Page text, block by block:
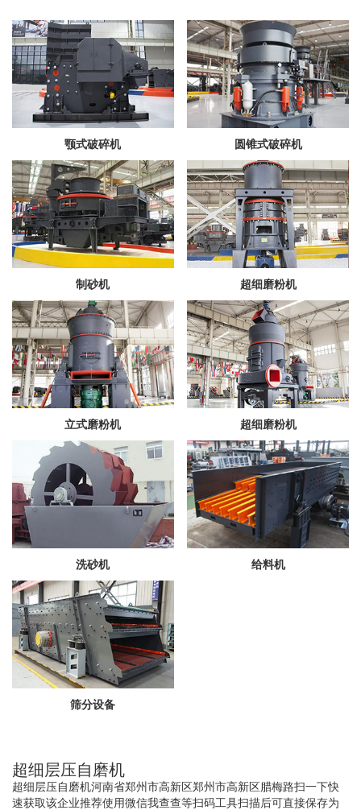
颚式破碎机 圆锥式破碎机
制砂机 超细磨粉机
立式磨粉机 超细磨粉机
洗砂机 给料机
筛分设备
超细层压自磨机
超细层压自磨机河南省郑州市高新区郑州市高新区腊梅路扫一下快
速获取该企业推荐使用微信我查查等扫码工具扫描后可直接保存为